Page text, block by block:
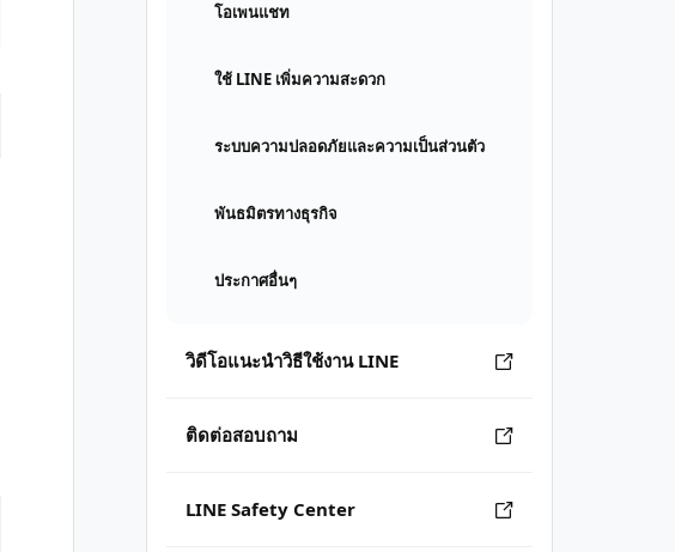
โอเพนแชท
ใช้ LINE เพิ่มความสะดวก
ระบบความปลอดภัยและความเป็นส่วนตัว
พันธมิตรทางธุรกิจ
ประกาศอื่นๆ
วิดีโอแนะนำวิธีใช้งาน LINE
ติดต่อสอบถาม
LINE Safety Center